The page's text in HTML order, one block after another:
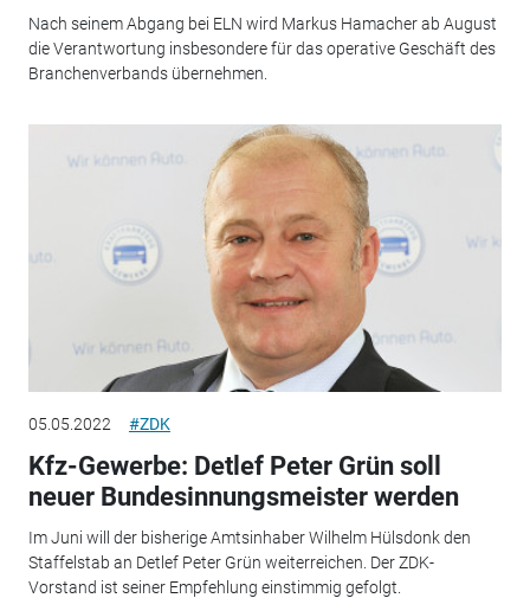
Nach seinem Abgang bei ELN wird Markus Hamacher ab August
die Verantwortung insbesondere für das operative Geschäft des
Branchenverbands übernehmen.
05.05.2022 #ZDK
Kfz-Gewerbe: Detlef Peter Grün soll
neuer Bundesinnungsmeister werden
Im Juni will der bisherige Amtsinhaber Wilhelm Hülsdonk den
Staffelstab an Detlef Peter Grün weiterreichen. Der ZDK-
Vorstand ist seiner Empfehlung einstimmig gefolgt.